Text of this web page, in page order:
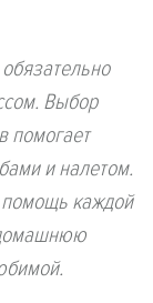
Выбор
помогает
и налетом.
каждой